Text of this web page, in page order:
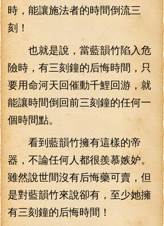
時，能讓施法者的時間倒流三
刻！
也就是說，當藍韻竹陷入危
險時，有三刻鐘的后悔時間，只
要用命河天回催動千鯉回游，就
能讓時間倒回前三刻鐘的任何一
個時間點。
看到藍韻竹擁有這樣的帝
器，不論任何人都很羨慕嫉妒。
雖然說世間沒有后悔藥可賣，但
是對藍韻竹來說卻有，至少她擁
有三刻鐘的后悔時間！